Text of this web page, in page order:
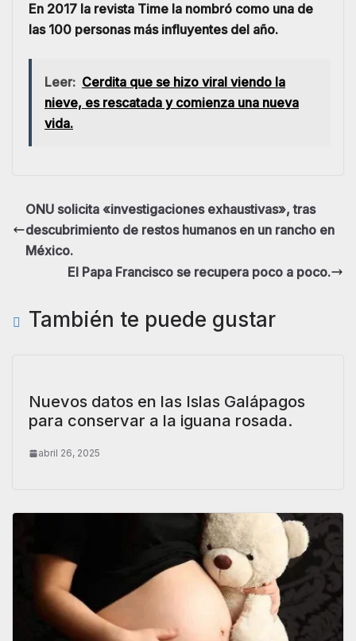
En 2017 la revista Time la nombró como una de
las 100 personas más influyentes del año.
Leer: Cerdita que se hizo viral viendo la
nieve, es rescatada y comienza una nueva
vida.
ONU solicita «investigaciones exhaustivas», tras
descubrimiento de restos humanos en un rancho en
México.
El Papa Francisco se recupera poco a poco.
También te puede gustar
Nuevos datos en las Islas Galápagos
para conservar a la iguana rosada.
abril 26, 2025